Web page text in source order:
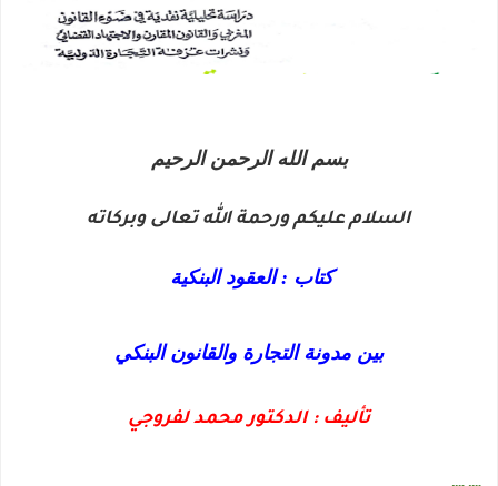
بسم الله الرحمن الرحيم
السلام عليكم ورحمة الله تعالى وبركاته
كتاب : العقود البنكية
بين مدونة التجارة والقانون البنكي
تأليف : الدكتور محمد لفروجي